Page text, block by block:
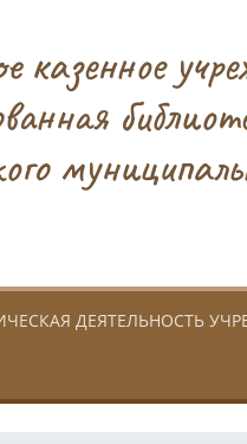
казенное
ДЕЯТЕЛЬНОСТЬ